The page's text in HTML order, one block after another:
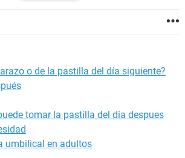
pastilla?
o de la pastilla del día siguiente?
tomar la pastilla del dia despues
umbilical en adultos